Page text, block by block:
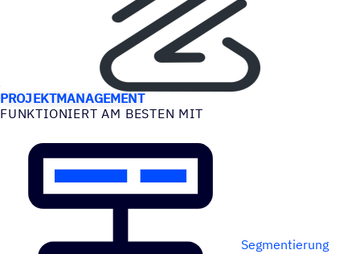
ANWEN­DUNGS­FÄLLE
PROJEKTMANAGEMENT
FUNK­TIO­NIERT AM BESTEN MIT
Segmentierung